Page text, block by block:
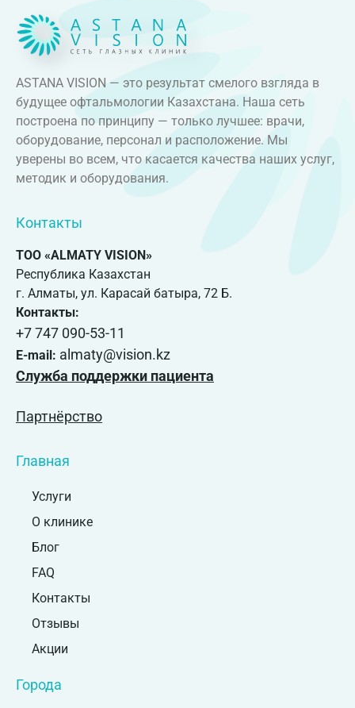
ASTANA VISION — это результат смелого взгляда в
будущее офтальмологии Казахстана. Наша сеть
построена по принципу — только лучшее: врачи,
оборудование, персонал и расположение. Мы
уверены во всем, что касается качества наших услуг,
методик и оборудования.
Контакты
ТОО «ALMATY VISION»
Республика Казахстан
г. Алматы, ул. Карасай батыра, 72 Б.
Контакты:
+7 747 090-53-11
E-mail: almaty@vision.kz
Служба поддержки пациента
Партнёрство
Главная
Услуги
О клинике
Блог
FAQ
Контакты
Отзывы
Акции
Города